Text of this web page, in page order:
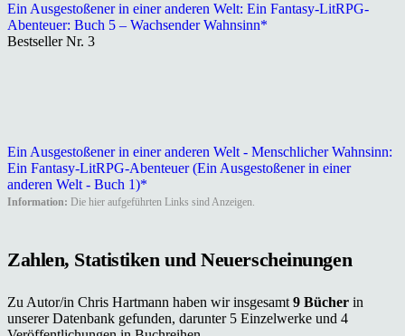
Ein Ausgestoßener in einer anderen Welt: Ein Fantasy-LitRPG-
Abenteuer: Buch 5 – Wachsender Wahnsinn*
Bestseller Nr. 3
Ein Ausgestoßener in einer anderen Welt - Menschlicher Wahnsinn:
Ein Fantasy-LitRPG-Abenteuer (Ein Ausgestoßener in einer
anderen Welt - Buch 1)*
Information: Die hier aufgeführten Links sind Anzeigen.
Zahlen, Statistiken und Neuerscheinungen
Zu Autor/in Chris Hartmann haben wir insgesamt 9 Bücher in
unserer Datenbank gefunden, darunter 5 Einzelwerke und 4